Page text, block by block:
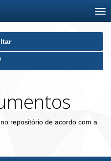
repositório de acordo com a